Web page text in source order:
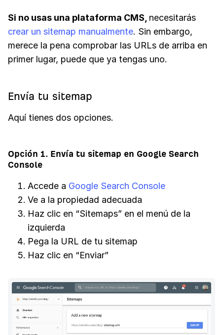
Si no usas una plataforma CMS, necesitarás
crear un sitemap manualmente. Sin embargo,
merece la pena comprobar las URLs de arriba en
primer lugar, puede que ya tengas uno.
Envía tu sitemap
Aquí tienes dos opciones.
Opción 1. Envía tu sitemap en Google Search
Console
Accede a Google Search Console
Ve a la propiedad adecuada
Haz clic en “Sitemaps” en el menú de la
izquierda
Pega la URL de tu sitemap
Haz clic en “Enviar”